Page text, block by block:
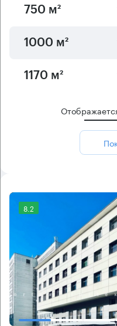
750 м²
1000 м²
1170 м²
8.2